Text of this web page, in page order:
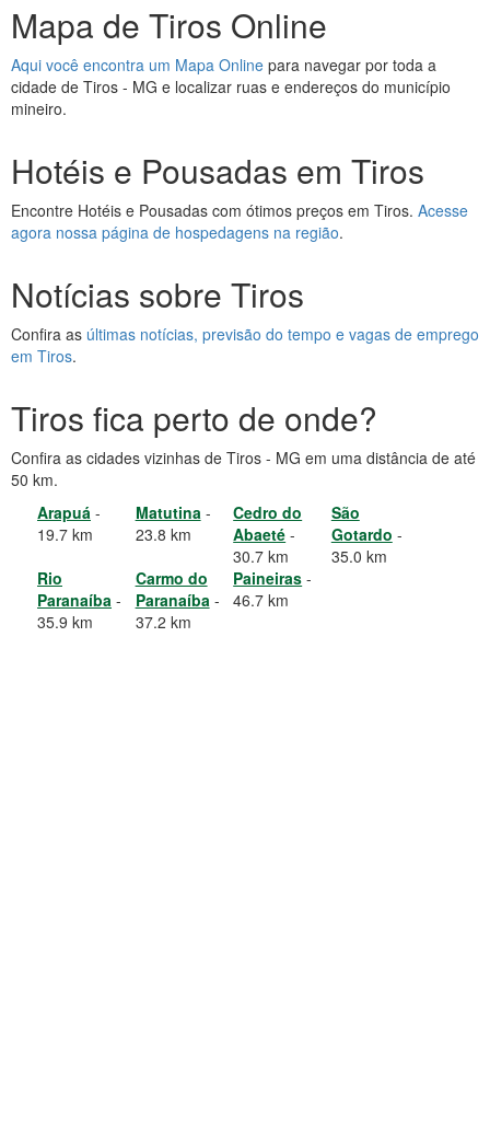
Mapa de Tiros Online
Aqui você encontra um Mapa Online para navegar por toda a
cidade de Tiros - MG e localizar ruas e endereços do município
mineiro.
Hotéis e Pousadas em Tiros
Encontre Hotéis e Pousadas com ótimos preços em Tiros. Acesse
agora nossa página de hospedagens na região.
Notícias sobre Tiros
Confira as últimas notícias, previsão do tempo e vagas de emprego
em Tiros.
Tiros fica perto de onde?
Confira as cidades vizinhas de Tiros - MG em uma distância de até
50 km.
Arapuá -
19.7 km
Matutina-
23.8 km
Cedro do
Abaeté -
30.7 km
São
Gotardo -
35.0 km
Rio
Paranaíba -
35.9 km
Carmo do
Paranaíba-
37.2 km
Paineiras -
46.7 km